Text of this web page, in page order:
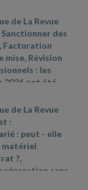
de La Revue
des
Facturation
Révision
: les
2026 ont été
publics du
9009677 ;
9009681 ;
de La Revue
:
: peut - elle
matériel
?,
réparation sans